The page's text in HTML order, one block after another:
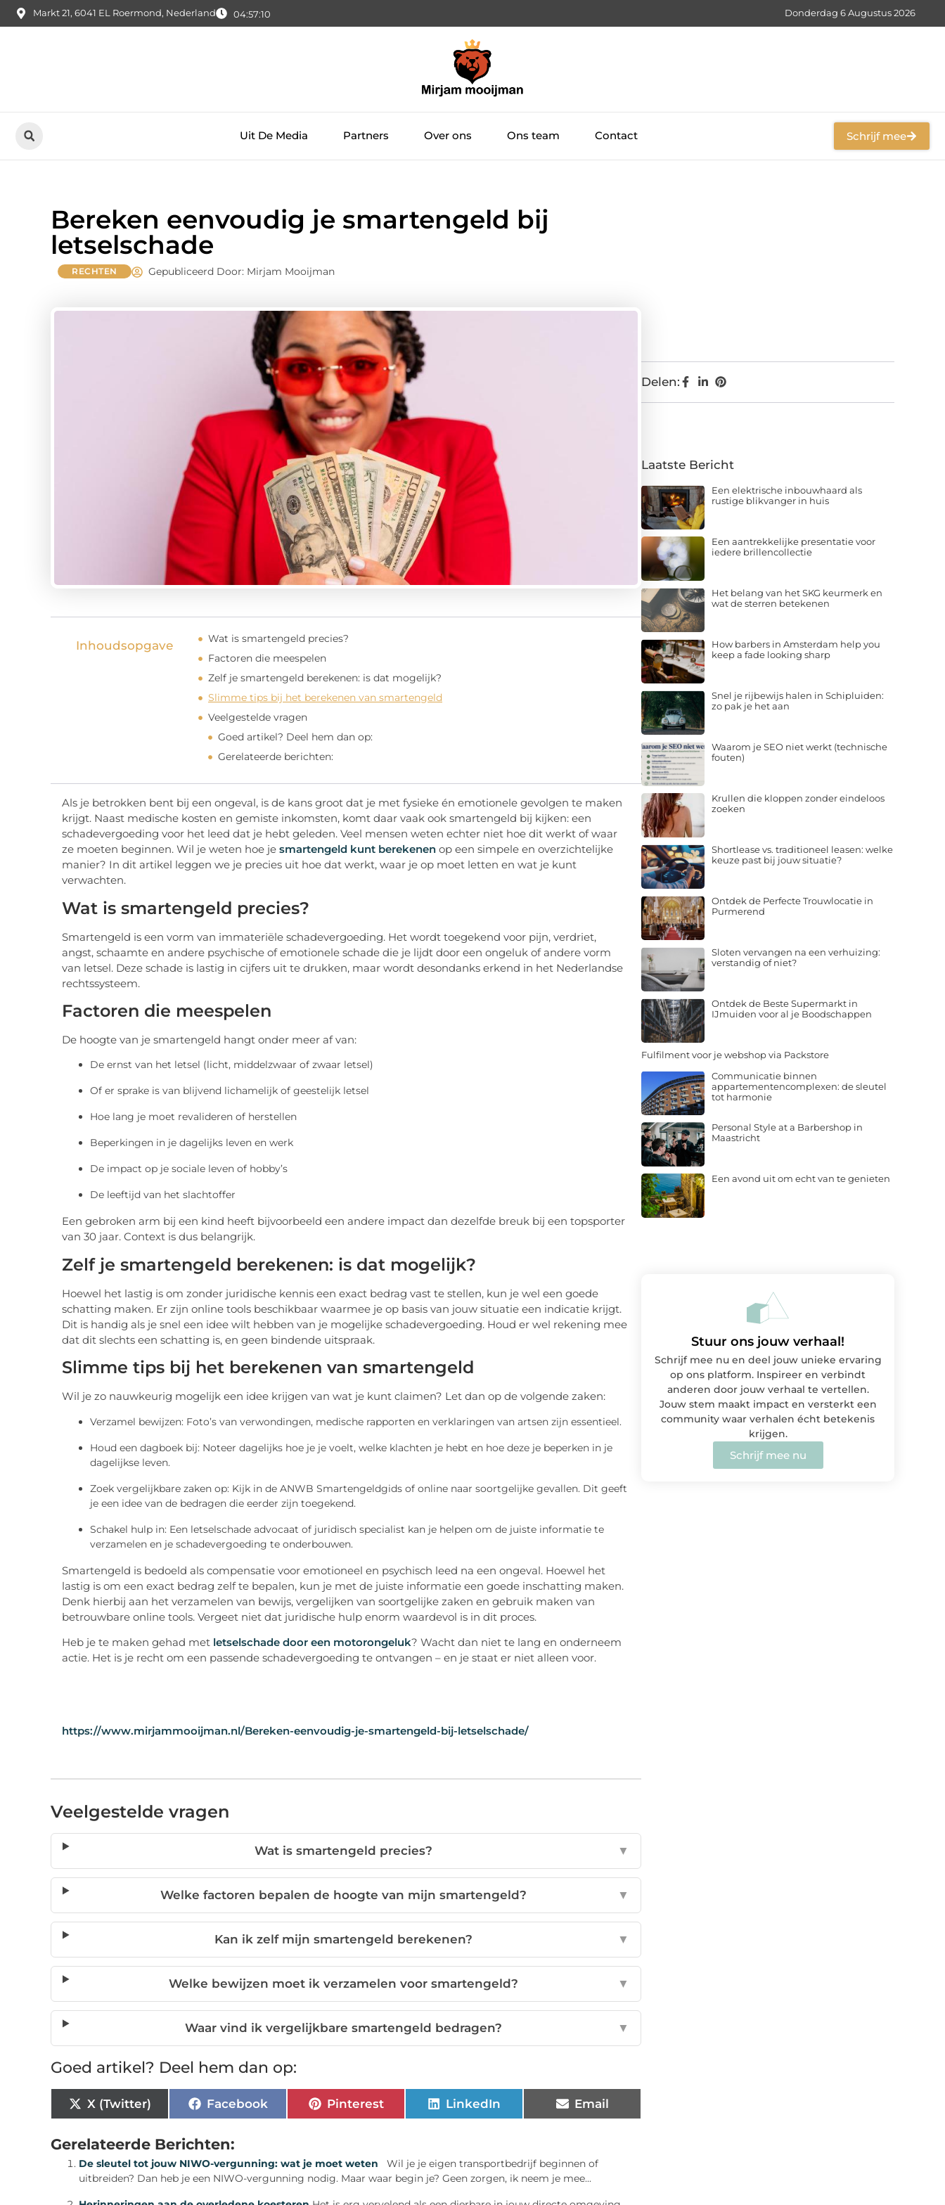
Markt 21, 6041 EL Roermond, Nederland 04:57:11 Donderdag 6 Augustus 2026
Uit De Media Partners Over ons Ons team Contact Schrijf mee
Bereken eenvoudig je smartengeld bij
letselschade
RECHTEN Gepubliceerd Door: Mirjam Mooijman
Inhoudsopgave
Wat is smartengeld precies?
Factoren die meespelen
Zelf je smartengeld berekenen: is dat mogelijk?
Slimme tips bij het berekenen van smartengeld
Veelgestelde vragen
Goed artikel? Deel hem dan op:
Gerelateerde berichten:
Als je betrokken bent bij een ongeval, is de kans groot dat je met fysieke én emotionele gevolgen te maken
krijgt. Naast medische kosten en gemiste inkomsten, komt daar vaak ook smartengeld bij kijken: een
schadevergoeding voor het leed dat je hebt geleden. Veel mensen weten echter niet hoe dit werkt of waar
ze moeten beginnen. Wil je weten hoe je smartengeld kunt berekenen op een simpele en overzichtelijke
manier? In dit artikel leggen we je precies uit hoe dat werkt, waar je op moet letten en wat je kunt
verwachten.
Wat is smartengeld precies?
Smartengeld is een vorm van immateriële schadevergoeding. Het wordt toegekend voor pijn, verdriet,
angst, schaamte en andere psychische of emotionele schade die je lijdt door een ongeluk of andere vorm
van letsel. Deze schade is lastig in cijfers uit te drukken, maar wordt desondanks erkend in het Nederlandse
rechtssysteem.
Factoren die meespelen
De hoogte van je smartengeld hangt onder meer af van:
De ernst van het letsel (licht, middelzwaar of zwaar letsel)
Of er sprake is van blijvend lichamelijk of geestelijk letsel
Hoe lang je moet revalideren of herstellen
Beperkingen in je dagelijks leven en werk
De impact op je sociale leven of hobby’s
De leeftijd van het slachtoffer
Een gebroken arm bij een kind heeft bijvoorbeeld een andere impact dan dezelfde breuk bij een topsporter
van 30 jaar. Context is dus belangrijk.
Zelf je smartengeld berekenen: is dat mogelijk?
Hoewel het lastig is om zonder juridische kennis een exact bedrag vast te stellen, kun je wel een goede
schatting maken. Er zijn online tools beschikbaar waarmee je op basis van jouw situatie een indicatie krijgt.
Dit is handig als je snel een idee wilt hebben van je mogelijke schadevergoeding. Houd er wel rekening mee
dat dit slechts een schatting is, en geen bindende uitspraak.
Slimme tips bij het berekenen van smartengeld
Wil je zo nauwkeurig mogelijk een idee krijgen van wat je kunt claimen? Let dan op de volgende zaken:
Verzamel bewijzen: Foto’s van verwondingen, medische rapporten en verklaringen van artsen zijn essentieel.
Houd een dagboek bij: Noteer dagelijks hoe je je voelt, welke klachten je hebt en hoe deze je beperken in je
dagelijkse leven.
Zoek vergelijkbare zaken op: Kijk in de ANWB Smartengeldgids of online naar soortgelijke gevallen. Dit geeft
je een idee van de bedragen die eerder zijn toegekend.
Schakel hulp in: Een letselschade advocaat of juridisch specialist kan je helpen om de juiste informatie te
verzamelen en je schadevergoeding te onderbouwen.
Smartengeld is bedoeld als compensatie voor emotioneel en psychisch leed na een ongeval. Hoewel het
lastig is om een exact bedrag zelf te bepalen, kun je met de juiste informatie een goede inschatting maken.
Denk hierbij aan het verzamelen van bewijs, vergelijken van soortgelijke zaken en gebruik maken van
betrouwbare online tools. Vergeet niet dat juridische hulp enorm waardevol is in dit proces.
Heb je te maken gehad met letselschade door een motorongeluk? Wacht dan niet te lang en onderneem
actie. Het is je recht om een passende schadevergoeding te ontvangen – en je staat er niet alleen voor.
https://www.mirjammooijman.nl/Bereken-eenvoudig-je-smartengeld-bij-letselschade/
Veelgestelde vragen
Wat is smartengeld precies? ▼
Welke factoren bepalen de hoogte van mijn smartengeld? ▼
Kan ik zelf mijn smartengeld berekenen? ▼
Welke bewijzen moet ik verzamelen voor smartengeld? ▼
Waar vind ik vergelijkbare smartengeld bedragen? ▼
Goed artikel? Deel hem dan op:
X (Twitter) Facebook Pinterest LinkedIn Email
Gerelateerde Berichten:
De sleutel tot jouw NIWO-vergunning: wat je moet weten
Wil je je eigen transportbedrijf beginnen of
uitbreiden? Dan heb je een NIWO-vergunning nodig. Maar waar begin je? Geen zorgen, ik neem je mee...
Delen:
Laatste Bericht
Een elektrische inbouwhaard als
rustige blikvanger in huis
Een aantrekkelijke presentatie voor
iedere brillencollectie
Het belang van het SKG keurmerk en
wat de sterren betekenen
How barbers in Amsterdam help you
keep a fade looking sharp
Snel je rijbewijs halen in Schipluiden:
zo pak je het aan
Waarom je SEO niet werkt (technische
fouten)
Krullen die kloppen zonder eindeloos
zoeken
Shortlease vs. traditioneel leasen: welke
keuze past bij jouw situatie?
Ontdek de Perfecte Trouwlocatie in
Purmerend
Sloten vervangen na een verhuizing:
verstandig of niet?
Ontdek de Beste Supermarkt in
IJmuiden voor al je Boodschappen
Fulfilment voor je webshop via Packstore
Communicatie binnen
appartementencomplexen: de sleutel
tot harmonie
Personal Style at a Barbershop in
Maastricht
Een avond uit om echt van te genieten
Stuur ons jouw verhaal!
Schrijf mee nu en deel jouw unieke ervaring
op ons platform. Inspireer en verbindt
anderen door jouw verhaal te vertellen.
Jouw stem maakt impact en versterkt een
community waar verhalen écht betekenis
krijgen.
Schrijf mee nu